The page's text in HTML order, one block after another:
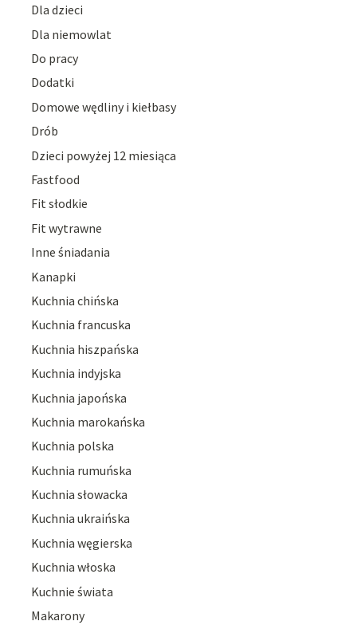
Dla dzieci
Dla niemowlat
Do pracy
Dodatki
Domowe wędliny i kiełbasy
Drób
Dzieci powyżej 12 miesiąca
Fastfood
Fit słodkie
Fit wytrawne
Inne śniadania
Kanapki
Kuchnia chińska
Kuchnia francuska
Kuchnia hiszpańska
Kuchnia indyjska
Kuchnia japońska
Kuchnia marokańska
Kuchnia polska
Kuchnia rumuńska
Kuchnia słowacka
Kuchnia ukraińska
Kuchnia węgierska
Kuchnia włoska
Kuchnie świata
Makarony